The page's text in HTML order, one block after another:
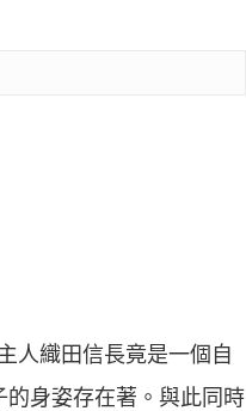
人織田信長竟是一個自
身姿存在著。與此同時